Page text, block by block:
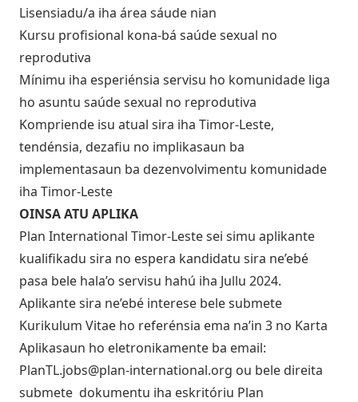
Lisensiadu/a iha área sáude nian
Kursu profisional kona-bá saúde sexual no
reprodutiva
Mínimu iha esperiénsia servisu ho komunidade liga
ho asuntu saúde sexual no reprodutiva
Kompriende isu atual sira iha Timor-Leste,
tendénsia, dezafiu no implikasaun ba
implementasaun ba dezenvolvimentu komunidade
iha Timor-Leste
OINSA ATU APLIKA
Plan International Timor-Leste sei simu aplikante
kualifikadu sira no espera kandidatu sira ne’ebé
pasa bele hala’o servisu hahú iha Jullu 2024.
Aplikante sira ne’ebé interese bele submete
Kurikulum Vitae ho referénsia ema na’in 3 no Karta
Aplikasaun ho eletronikamente ba email:
PlanTL.jobs@plan-international.org ou bele direita
submete dokumentu iha eskritóriu Plan